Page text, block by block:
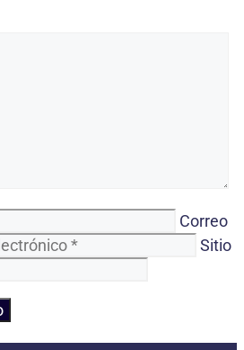
Correo
Sitio